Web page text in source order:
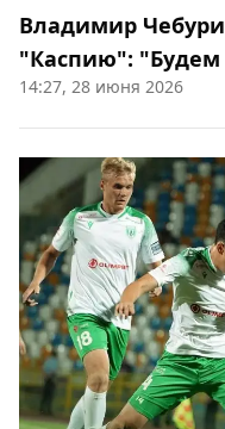
Владимир
"Каспию":
14:27, 28 июня 2026